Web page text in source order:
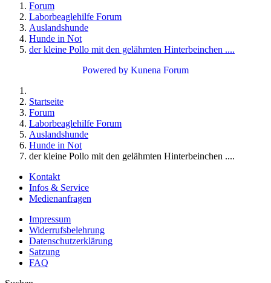
Forum
Laborbeaglehilfe Forum
Auslandshunde
Hunde in Not
der kleine Pollo mit den gelähmten Hinterbeinchen ....
Powered by Kunena Forum
Startseite
Forum
Laborbeaglehilfe Forum
Auslandshunde
Hunde in Not
der kleine Pollo mit den gelähmten Hinterbeinchen ....
Kontakt
Infos & Service
Medienanfragen
Impressum
Widerrufsbelehrung
Datenschutzerklärung
Satzung
FAQ